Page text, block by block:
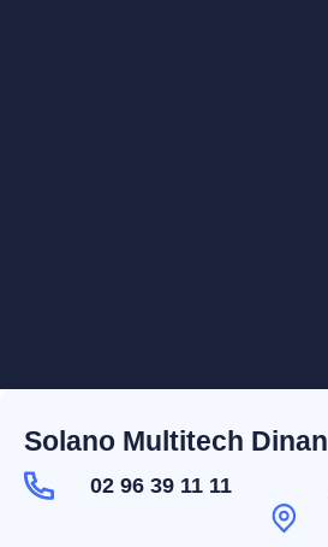
Solano Multitech Dinan
02 96 39 11 11